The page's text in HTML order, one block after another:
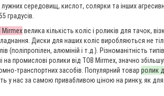
середовищ, кислот, солярки та інших
градусів.
Mirmexвелика кількість коліс і роликів для тачок,
Диски для наших коліс виробляються не
(поліпропілен, алюміній і т.д.). Різноманітність
промислові ролики від ТОВ Mirmex, значно
транспортних засобів. Популярний товар ролик
у нас за самою привабливою ціною на ринку, як для